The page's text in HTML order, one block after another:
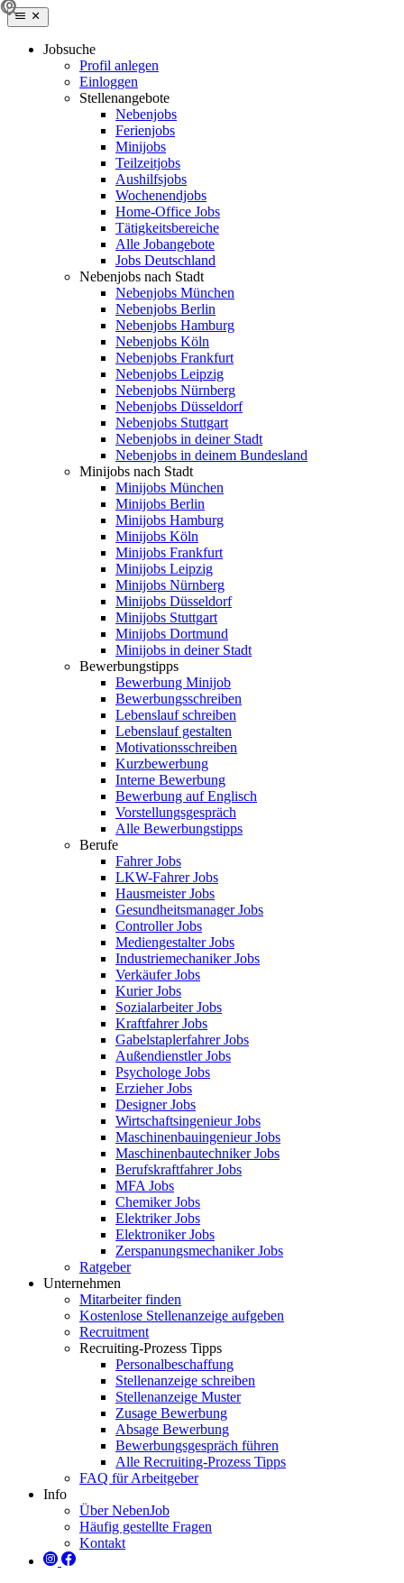
Jobsuche
Profil anlegen
Einloggen
Stellenangebote
Nebenjobs
Ferienjobs
Minijobs
Teilzeitjobs
Aushilfsjobs
Wochenendjobs
Home-Office Jobs
Tätigkeitsbereiche
Alle Jobangebote
Jobs Deutschland
Nebenjobs nach Stadt
Nebenjobs München
Nebenjobs Berlin
Nebenjobs Hamburg
Nebenjobs Köln
Nebenjobs Frankfurt
Nebenjobs Leipzig
Nebenjobs Nürnberg
Nebenjobs Düsseldorf
Nebenjobs Stuttgart
Nebenjobs in deiner Stadt
Nebenjobs in deinem Bundesland
Minijobs nach Stadt
Minijobs München
Minijobs Berlin
Minijobs Hamburg
Minijobs Köln
Minijobs Frankfurt
Minijobs Leipzig
Minijobs Nürnberg
Minijobs Düsseldorf
Minijobs Stuttgart
Minijobs Dortmund
Minijobs in deiner Stadt
Bewerbungstipps
Bewerbung Minijob
Bewerbungsschreiben
Lebenslauf schreiben
Lebenslauf gestalten
Motivationsschreiben
Kurzbewerbung
Interne Bewerbung
Bewerbung auf Englisch
Vorstellungsgespräch
Alle Bewerbungstipps
Berufe
Fahrer Jobs
LKW-Fahrer Jobs
Hausmeister Jobs
Gesundheitsmanager Jobs
Controller Jobs
Mediengestalter Jobs
Industriemechaniker Jobs
Verkäufer Jobs
Kurier Jobs
Sozialarbeiter Jobs
Kraftfahrer Jobs
Gabelstaplerfahrer Jobs
Außendienstler Jobs
Psychologe Jobs
Erzieher Jobs
Designer Jobs
Wirtschaftsingenieur Jobs
Maschinenbauingenieur Jobs
Maschinenbautechniker Jobs
Berufskraftfahrer Jobs
MFA Jobs
Chemiker Jobs
Elektriker Jobs
Elektroniker Jobs
Zerspanungsmechaniker Jobs
Ratgeber
Unternehmen
Mitarbeiter finden
Kostenlose Stellenanzeige aufgeben
Recruitment
Recruiting-Prozess Tipps
Personalbeschaffung
Stellenanzeige schreiben
Stellenanzeige Muster
Zusage Bewerbung
Absage Bewerbung
Bewerbungsgespräch führen
Alle Recruiting-Prozess Tipps
FAQ für Arbeitgeber
Info
Über NebenJob
Häufig gestellte Fragen
Kontakt